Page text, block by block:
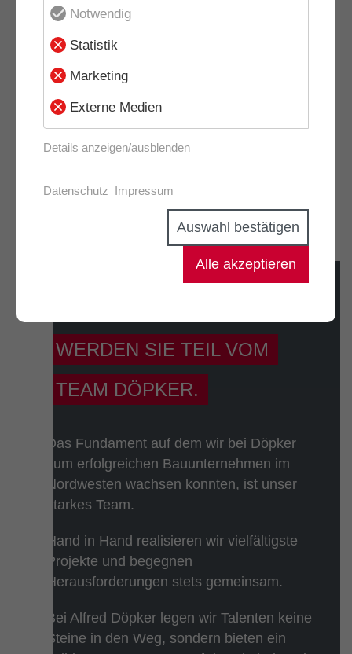
0
Auszeichnungen
WERDEN SIE TEIL VOM
TEAM DÖPKER.
Das Fundament auf dem wir bei Döpker
zum erfolgreichen Bauunternehmen im
Nordwesten wachsen konnten, ist unser
starkes Team.
Hand in Hand realisieren wir vielfältigste
Projekte und begegnen
Herausforderungen stets gemeinsam.
Bei Alfred Döpker legen wir Talenten keine
Steine in den Weg, sondern bieten ein
Notwendig
Statistik
Marketing
Externe Medien
Details anzeigen/ausblenden
Auswahl bestätigen
Alle akzeptieren
Datenschutz Impressum